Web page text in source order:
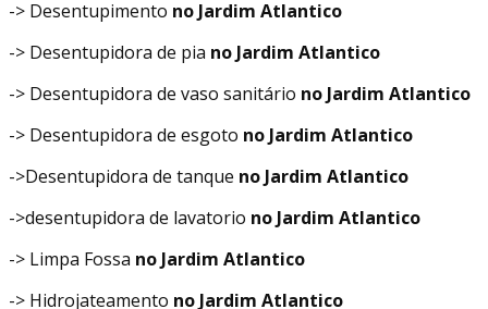
-> Desentupimento no Jardim Atlantico
-> Desentupidora de pia no Jardim Atlantico
-> Desentupidora de vaso sanitário no Jardim Atlantico
-> Desentupidora de esgoto no Jardim Atlantico
->Desentupidora de tanque no Jardim Atlantico
->desentupidora de lavatorio no Jardim Atlantico
-> Limpa Fossa no Jardim Atlantico
-> Hidrojateamento no Jardim Atlantico